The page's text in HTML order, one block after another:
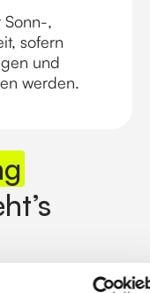
Sonn-,
sofern
und
werden.